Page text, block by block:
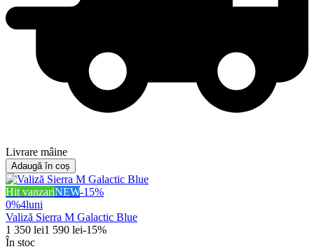
Livrare mâine
Adaugă în coș
Hit vanzariNEW-15%
0%4luni
Valiză Sierra M Galactic Blue
1 350 lei1 590 lei-15%
În stoc